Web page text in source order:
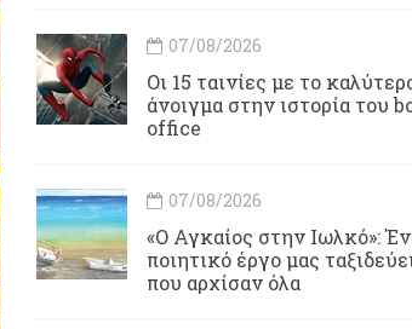
07/08/2026
Οι 15 ταινίες με το
άνοιγμα στην ιστορία του
office
07/08/2026
«Ο Αγκαίος στην Ιωλκό»:
ποιητικό έργο μας
που αρχίσαν όλα